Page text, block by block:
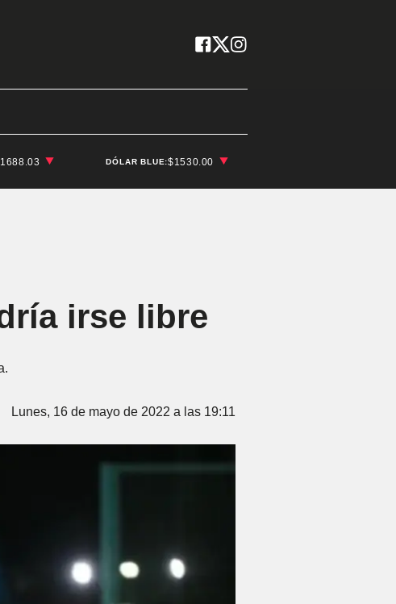
DÓLAR BLUE:$1530.00
irse libre
Lunes, 16 de mayo de 2022 a las 19:11